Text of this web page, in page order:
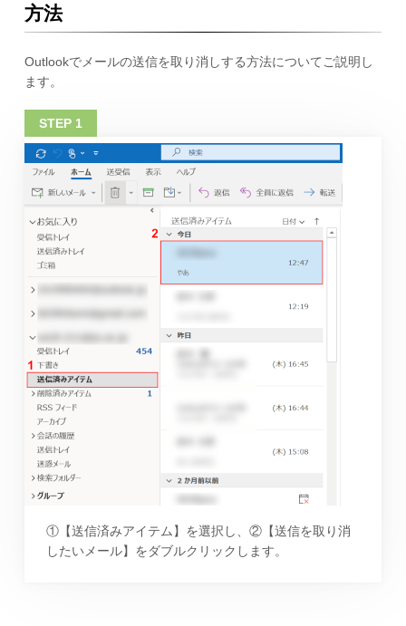
方法
Outlookでメールの送信を取り消しする方法についてご説明し
ます。
①【送信済みアイテム】を選択し、②【送信を取り消
したいメール】をダブルクリックします。